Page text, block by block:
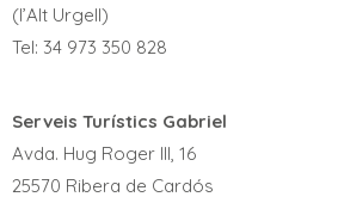
(l’Alt Urgell)
Tel: 34 973 350 828
Serveis Turístics Gabriel
Avda. Hug Roger III, 16
25570 Ribera de Cardós